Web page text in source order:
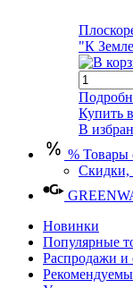
"К
Купить
В
% Товары
Скидки,
Новинки
Популярные
Распродажи и